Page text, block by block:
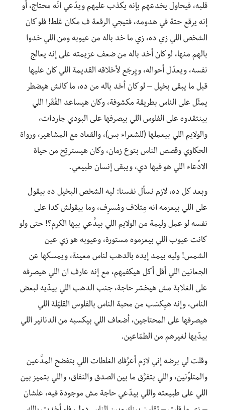
قلبه، فيحاول يخدعهم بإنه يكذب عليهم ويدّعي انّه محتاج، أو
إنه يرقع حتة في هدومه، فتيجي الرقعة ف مكان غلط! فلو كان
الشخص اللي زي ده، زي ما خد باله من عيوبه ومن اللي خدوا
بالهم منها، لو كان أخد باله من ضعف عزيمته على إنه يعالج
نفسه، ويعدّل أحواله، ويِرجَع لأخلاقه القديمة اللي كان عليها
قبل ما يبقى بخيل – لو كان أخد باله من ده، ما كانش هيضطر
يمثّل على الناس بطريقة مكشوفة، وكان هيساعد الفُقَرا اللي
بينتقدوه على الفلوس اللي بيصرفها على البودي جاردات،
والولايم اللي بيعملها (للشعراء بس)، والقعاد مع المشاهير، ورواة
الحكاوي وقصص الناس بتوع زمان، وكان هيستريّح من حياة
الادِّعاء اللي هو فيها دي، ويبقى إنسان طبيعي.
وبعد كل ده، لازم نسأل نفسنا: ليه الشخص البخيل ده بيقول
على اللي بيعزمه انه مِتلاف ومُسرِف، وما بيقولش كدا على
نفسه لو عمل وليمة من الولايم اللي بيدَّعي بيها الكرم؟! حتى ولو
كانت عيوب اللي بيعزموه مستورة، وعيوبه هو زي عين
الشمس! وليه بيمد إيده بالدهب لناس معينة، ويمسكها عن
الجعانين اللي أقل أكل هيكفيهم، مع إنه عارف ان اللي هيصرفه
على الغلابة مش هيخسّر حاجة، جنب الدهب اللي بيدّيه لبعض
الناس، وإنه هيِكسَب من محبة الناس بالفلوس القليّلة اللي
هيصرفها على المحتاجين، أضعاف اللي بيكسبه من الدنانير اللي
بيدّيها لغيرهم من الطمّاعين.
وقلت لي برضه إني لازم أعرَّفك الغلطات اللي بتفضح المدَّعين
والمتلوِّنين، واللي بتفرَّق ما بين الصدق والنفاق، واللي بتميز بين
اللي على طبيعته واللي بيدّعي حاجة مش موجودة فيه، علشان